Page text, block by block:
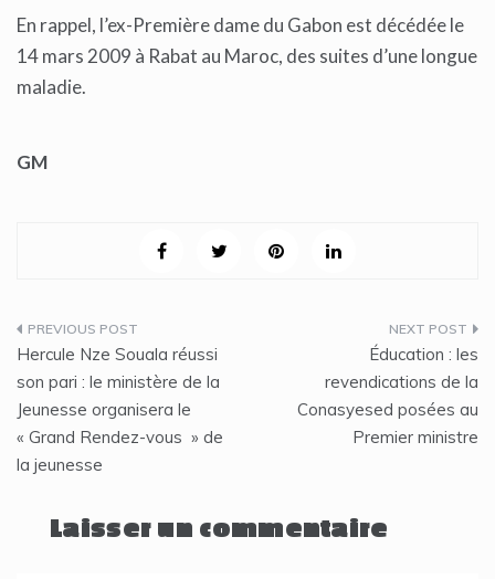
En rappel, l’ex-Première dame du Gabon est décédée le
14 mars 2009 à Rabat au Maroc, des suites d’une longue
maladie.
GM
Navigation
de
l’article
Hercule Nze Souala réussi
son pari : le ministère de la
Jeunesse organisera le
« Grand Rendez-vous » de
la jeunesse
Éducation : les
revendications de la
Conasyesed posées au
Premier ministre
Laisser un commentaire